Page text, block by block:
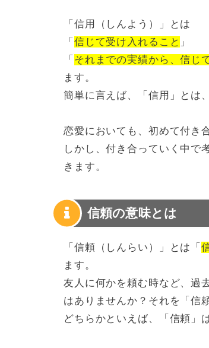
「信用（しんよう）」とは
「 信じて受け入れること 」
「 それまでの実績から、信じ
ます。
簡単に言えば、「信用」とは
恋愛においても、初めて付き
しかし、付き合っていく中で
きます。
信頼の意味とは
「信頼（しんらい）」とは「
ます。
友人に何かを頼む時など、過
はありませんか？それを「信
どちらかといえば、「信頼」